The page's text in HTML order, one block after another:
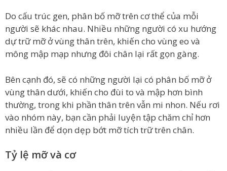
Do cấu trúc gen, phân bố mỡ trên cơ thể của mỗi
người sẽ khác nhau. Nhiều những người có xu hướng
dự trữ mỡ ở vùng thân trên, khiến cho vùng eo và
mông mập mạp nhưng đôi chân lại rất gọn gàng.
Bên cạnh đó, sẽ có những người lại có phân bố mỡ ở
vùng thân dưới, khiến cho đùi to và mập hơn bình
thường, trong khi phần thân trên vẫn mi nhon. Nếu rơi
vào nhóm này, bạn cần phải luyện tập chăm chỉ hơn
nhiều lần để dọn dẹp bớt mỡ tích trữ trên chân.
Tỷ lệ mỡ và cơ